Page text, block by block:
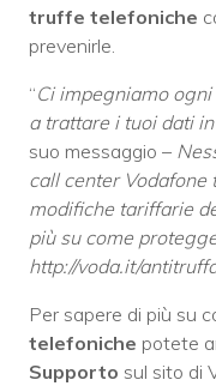
truffe telefoniche
prevenirle.
“Ci impegniamo
a trattare i tuoi dati
suo messaggio –
call center
modifiche tariffarie
più su come
http://voda.it/
Per sapere di più su
telefoniche potete
Supporto sul sito di